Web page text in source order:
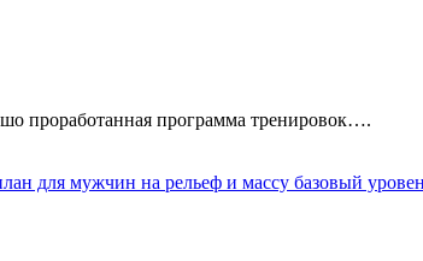
проработанная программа тренировок….
для мужчин на рельеф и массу базовый